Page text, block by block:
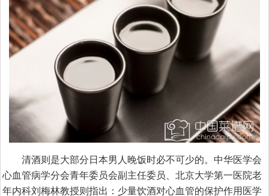
清酒则是大部分日本男人晚饭时必不可少的。中华医学会
心血管病学分会青年委员会副主任委员、北京大学第一医院老
年内科刘梅林教授则指出：少量饮酒对心血管的保护作用医学